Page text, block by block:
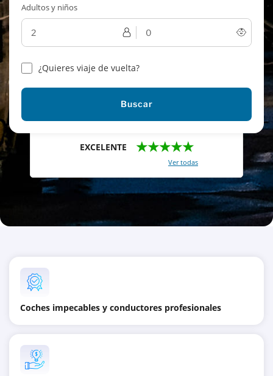
Adultos y niños
¿Quieres viaje de vuelta?
Buscar
EXCELENTE ★★★★★
Ver todas
Coches impecables y conductores profesionales